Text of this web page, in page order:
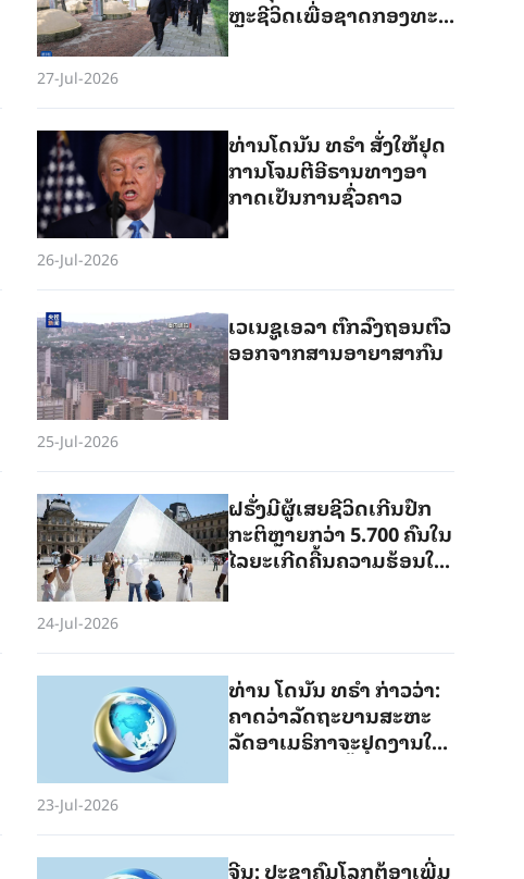
ຫຼະ​ຊີ​ວິດ​ເພື່ອ​ຊ​າດກອງ​​ທະ​
27-Jul-2026
ທ່ານ​ໂດ​ນັນ ທ​ຣຳ​ ສັ່ງ​ໃຫ້​ຢຸດ​
ການ​ໂຈມ​ຕີ​ອີ​ຣານ​ທາງ​ອາ​
ກາດ​ເປັນ​ການ​ຊົ່ວ​ຄາວ
26-Jul-2026
ເວ​ເນ​ຊູ​ເອ​ລາ ​ຕົກ​ລົງ​ຖອນ​ຕົວ​
ອອກ​ຈາກ​ສານ​ອາ​ຍາ​ສາ​ກົນ
25-Jul-2026
ຝ​ຣັ່ງ​ມີ​ຜູ້​ເສຍ​ຊີ​ວິດ​ເກີນ​ປົກ​
ກະ​ຕິຫຼາຍກວ່າ 5.700 ຄົນ​ໃນ​
ໄລ​ຍະ​ເກີດ​ຄື້ນ​ຄວາມ​ຮ້ອນ​ໃນ​
24-Jul-2026
ທ່ານ ໂດ​ນັນ ທ​ຣຳ ກ່າວ​ວ່າ:
ຄາດ​ວ່າ​ລັດ​ຖະ​ບານ​ສະ​ຫະ​
ລັດ​ອາ​ເມ​ຣິ​ກາ​ຈະ​ຢຸດ​ງານໃນ​
23-Jul-2026
ຈີນ​: ປະ​ຊາ​ຄົມ​ໂລກ​ຕ້ອງ​ເພີ່ມ​